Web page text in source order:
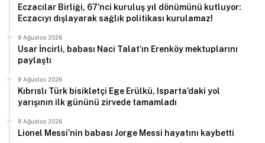
Eczacılar Birliği, 67’nci kuruluş yıl dönümünü kutluyor:
Eczacıyı dışlayarak sağlık politikası kurulamaz!
9 Ağustos 2026
Usar İncirli, babası Naci Talat’ın Erenköy mektuplarını
paylaştı
9 Ağustos 2026
Kıbrıslı Türk bisikletçi Ege Erülkü, Isparta’daki yol
yarışının ilk gününü zirvede tamamladı
9 Ağustos 2026
Lionel Messi’nin babası Jorge Messi hayatını kaybetti